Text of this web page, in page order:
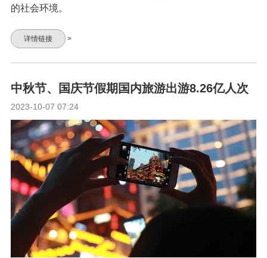
的社会环境。
详情链接 >
中秋节、国庆节假期国内旅游出游8.26亿人次
2023-10-07 07:24